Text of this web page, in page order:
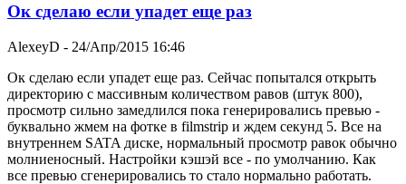
Ок сделаю если упадет еще раз
AlexeyD - 24/Апр/2015 16:46
Ок сделаю если упадет еще раз. Сейчас попытался открыть
директорию с массивным количеством равов (штук 800),
просмотр сильно замедлился пока генерировались превью -
буквально жмем на фотке в filmstrip и ждем секунд 5. Все на
внутреннем SATA диске, нормальный просмотр равок обычно
молниеносный. Настройки кэшэй все - по умолчанию. Как
все превью сгенерировались то стало нормально работать.